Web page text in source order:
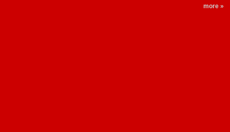
more »